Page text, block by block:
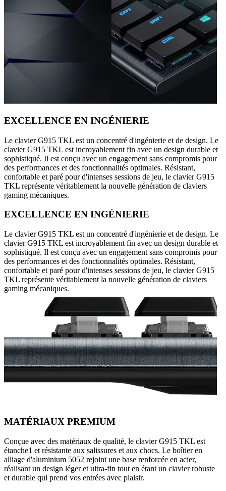
EXCELLENCE EN INGÉNIERIE
Le clavier G915 TKL est un concentré d'ingénierie et de design. Le
clavier G915 TKL est incroyablement fin avec un design durable et
sophistiqué. Il est conçu avec un engagement sans compromis pour
des performances et des fonctionnalités optimales. Résistant,
confortable et paré pour d'intenses sessions de jeu, le clavier G915
TKL représente véritablement la nouvelle génération de claviers
gaming mécaniques.
EXCELLENCE EN INGÉNIERIE
Le clavier G915 TKL est un concentré d'ingénierie et de design. Le
clavier G915 TKL est incroyablement fin avec un design durable et
sophistiqué. Il est conçu avec un engagement sans compromis pour
des performances et des fonctionnalités optimales. Résistant,
confortable et paré pour d'intenses sessions de jeu, le clavier G915
TKL représente véritablement la nouvelle génération de claviers
gaming mécaniques.
MATÉRIAUX PREMIUM
Conçue avec des matériaux de qualité, le clavier G915 TKL est
étanche1 et résistante aux salissures et aux chocs. Le boîtier en
alliage d'aluminium 5052 rejoint une base renforcée en acier,
réalisant un design léger et ultra-fin tout en étant un clavier robuste
et durable qui prend vos entrées avec plaisir.